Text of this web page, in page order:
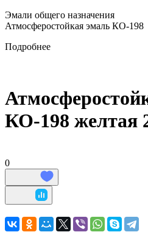
Эмали общего назначения
Атмосферостойкая эмаль КО-198
Подробнее
КО-198 желтая
0